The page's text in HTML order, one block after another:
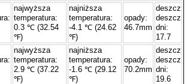
najwyższa
temperatura:
0.3 ℃ (32.54
℉)
najniższa
temperatura:
-4.1 ℃ (24.62
℉)
opady:
46.7mm
deszcz
deszcz
dni:
17.7
najwyższa
temperatura:
2.9 ℃ (37.22
℉)
najniższa
temperatura:
-1.6 ℃ (29.12
℉)
opady:
70.2mm
deszcz
deszcz
dni:
19.6